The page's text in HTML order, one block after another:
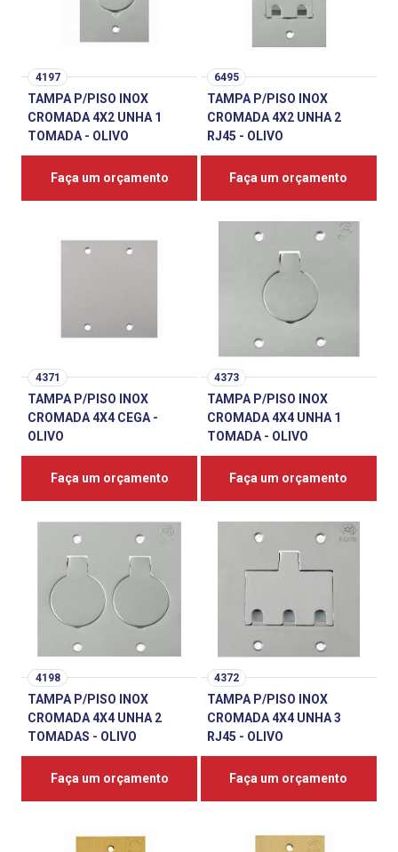
4197
TAMPA P/PISO INOX
CROMADA 4X2 UNHA 1
TOMADA - OLIVO
Faça um orçamento
6495
TAMPA P/PISO INOX
CROMADA 4X2 UNHA 2
RJ45 - OLIVO
Faça um orçamento
4371
TAMPA P/PISO INOX
CROMADA 4X4 CEGA -
OLIVO
Faça um orçamento
4373
TAMPA P/PISO INOX
CROMADA 4X4 UNHA 1
TOMADA - OLIVO
Faça um orçamento
4198
TAMPA P/PISO INOX
CROMADA 4X4 UNHA 2
TOMADAS - OLIVO
Faça um orçamento
4372
TAMPA P/PISO INOX
CROMADA 4X4 UNHA 3
RJ45 - OLIVO
Faça um orçamento